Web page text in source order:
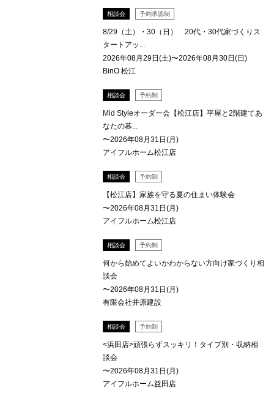
相談会 予約承認制
8/29（土）・30（日） 20代・30代家づくりス
タートアッ...
2026年08月29日(土)〜2026年08月30日(日)
BinO 松江
相談会 予約制
Mid Styleオーダー会【松江店】平屋と2階建てあ
なたの暮...
〜2026年08月31日(月)
アイフルホーム松江店
相談会 予約制
【松江店】家族を守る夏の住まい体験会
〜2026年08月31日(月)
アイフルホーム松江店
相談会 予約制
何から始めてよいかわからない方向け家づくり相
談会
〜2026年08月31日(月)
有限会社井原建設
相談会 予約制
<浜田店>頑張らずスッキリ！タイプ別・収納相
談会
〜2026年08月31日(月)
アイフルホーム益田店